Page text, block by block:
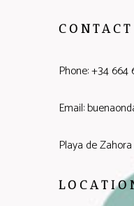
Phone: +34 664
Email:
Playa de Zahora